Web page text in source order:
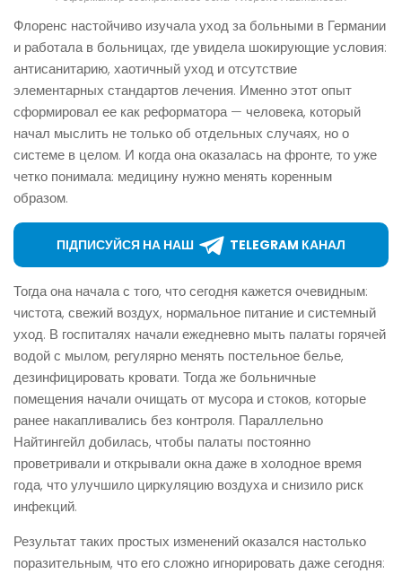
Флоренс настойчиво изучала уход за больными в Германии
и работала в больницах, где увидела шокирующие условия:
антисанитарию, хаотичный уход и отсутствие
элементарных стандартов лечения. Именно этот опыт
сформировал ее как реформатора — человека, который
начал мыслить не только об отдельных случаях, но о
системе в целом. И когда она оказалась на фронте, то уже
четко понимала: медицину нужно менять коренным
образом.
ПІДПИСУЙСЯ НА НАШ TELEGRAM КАНАЛ
Тогда она начала с того, что сегодня кажется очевидным:
чистота, свежий воздух, нормальное питание и системный
уход. В госпиталях начали ежедневно мыть палаты горячей
водой с мылом, регулярно менять постельное белье,
дезинфицировать кровати. Тогда же больничные
помещения начали очищать от мусора и стоков, которые
ранее накапливались без контроля. Параллельно
Найтингейл добилась, чтобы палаты постоянно
проветривали и открывали окна даже в холодное время
года, что улучшило циркуляцию воздуха и снизило риск
инфекций.
Результат таких простых изменений оказался настолько
поразительным, что его сложно игнорировать даже сегодня: